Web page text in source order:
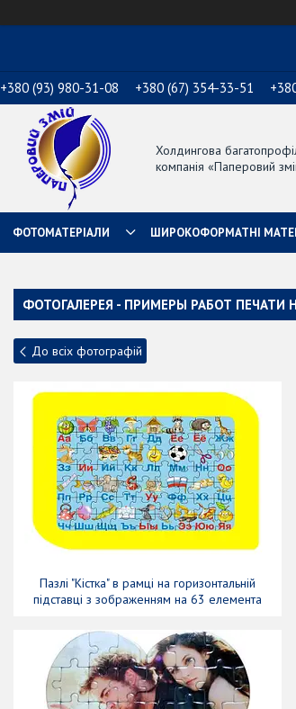
+380 (93) 980-31-08 +380 (67) 354-33-51
Холдингова
компанія «Паперовий
ФОТОМАТЕРІАЛИ ШИРОКОФОРМАТНІ
ФОТОГАЛЕРЕЯ - ПРИМЕРЫ РАБОТ ПЕЧАТИ
До всіх фотографій
Пазлі "Кістка" в рамці на горизонтальній
підставці з зображенням на 63 елемента